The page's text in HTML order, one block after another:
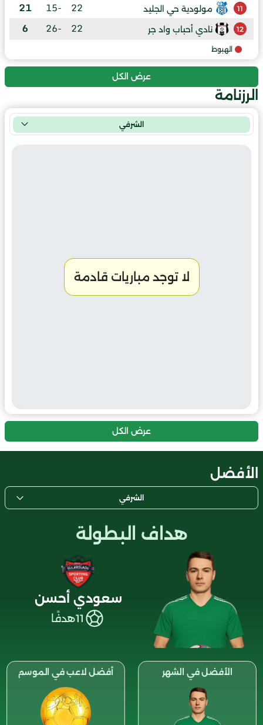
11 مولودية حي الجليد 22
-15
21
12 نادي أحباب واد جر 22
-26
6
الهبوط
عرض الكل
الرزنامة
الشرفي
لا توجد مباريات قادمة
عرض الكل
الأفضل
الشرفي
هداف البطولة
سعودي أحسن
11هدفًا
الأفضل في الشهر أفضل لاعب في الموسم